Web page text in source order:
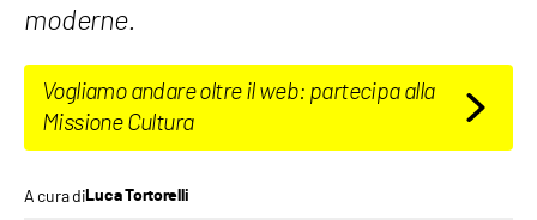
moderne.
Vogliamo andare oltre il web: partecipa alla
Missione Cultura
A cura diLuca Tortorelli